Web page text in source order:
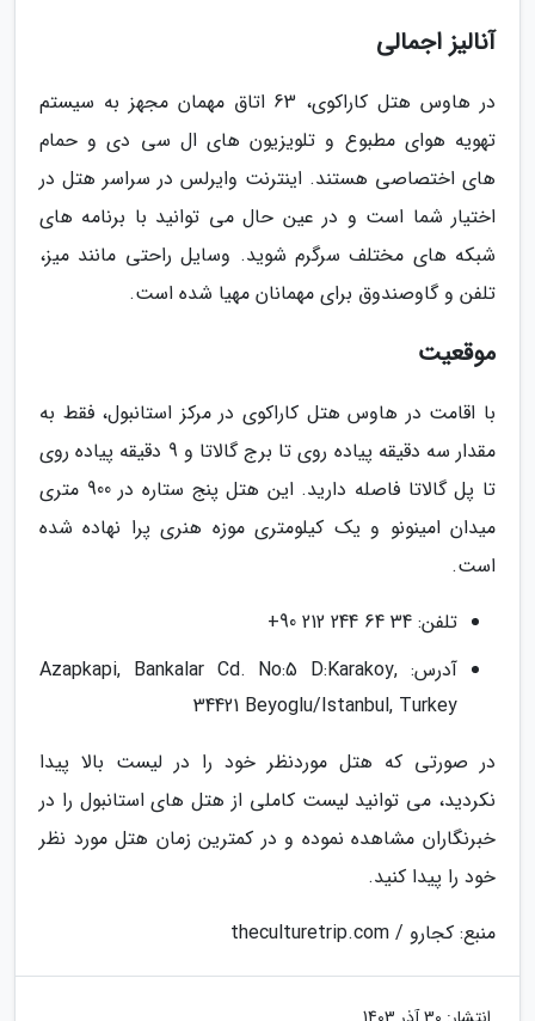
آنالیز اجمالی
در هاوس هتل کاراکوی، 63 اتاق مهمان مجهز به سیستم
تهویه هوای مطبوع و تلویزیون های ال سی دی و حمام
های اختصاصی هستند. اینترنت وایرلس در سراسر هتل در
اختیار شما است و در عین حال می توانید با برنامه های
شبکه های مختلف سرگرم شوید. وسایل راحتی مانند میز،
تلفن و گاوصندوق برای مهمانان مهیا شده است.
موقعیت
با اقامت در هاوس هتل کاراکوی در مرکز استانبول، فقط به
مقدار سه دقیقه پیاده روی تا برج گالاتا و 9 دقیقه پیاده روی
تا پل گالاتا فاصله دارید. این هتل پنج ستاره در 900 متری
میدان امینونو و یک کیلومتری موزه هنری پرا نهاده شده
است.
تلفن: 34 64 244 212 90+
آدرس: Azapkapi, Bankalar Cd. No:5 D:Karakoy,
34421 Beyoglu/Istanbul, Turkey
در صورتی که هتل موردنظر خود را در لیست بالا پیدا
نکردید، می توانید لیست کاملی از هتل های استانبول را در
خبرنگاران مشاهده نموده و در کمترین زمان هتل مورد نظر
خود را پیدا کنید.
منبع: کجارو / theculturetrip.com